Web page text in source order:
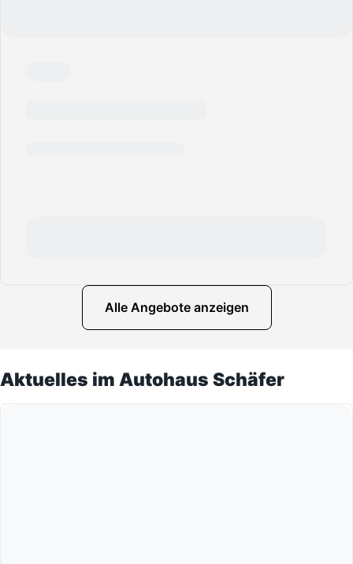
Alle Angebote anzeigen
Aktuelles im Autohaus Schäfer